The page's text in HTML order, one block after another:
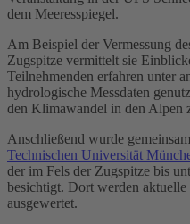
dem Meeresspiegel.
Am Beispiel der Vermessung
Zugspitze vermittelt sie
Teilnehmenden erfahren unter
hydrologische Messdaten
den Klimawandel in den Alpen
Anschließend wurde
Technischen Universität
der im Fels der Zugspitze bis
besichtigt. Dort werden aktuelle
ausgewertet.